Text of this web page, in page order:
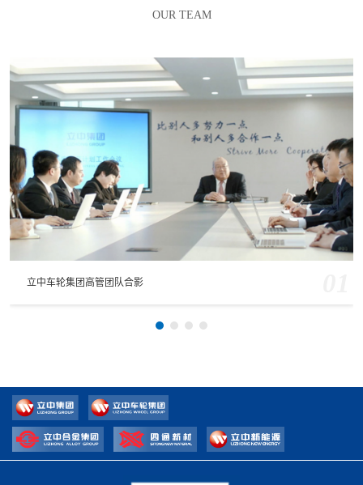
OUR TEAM
立中车轮集团高管团队合影